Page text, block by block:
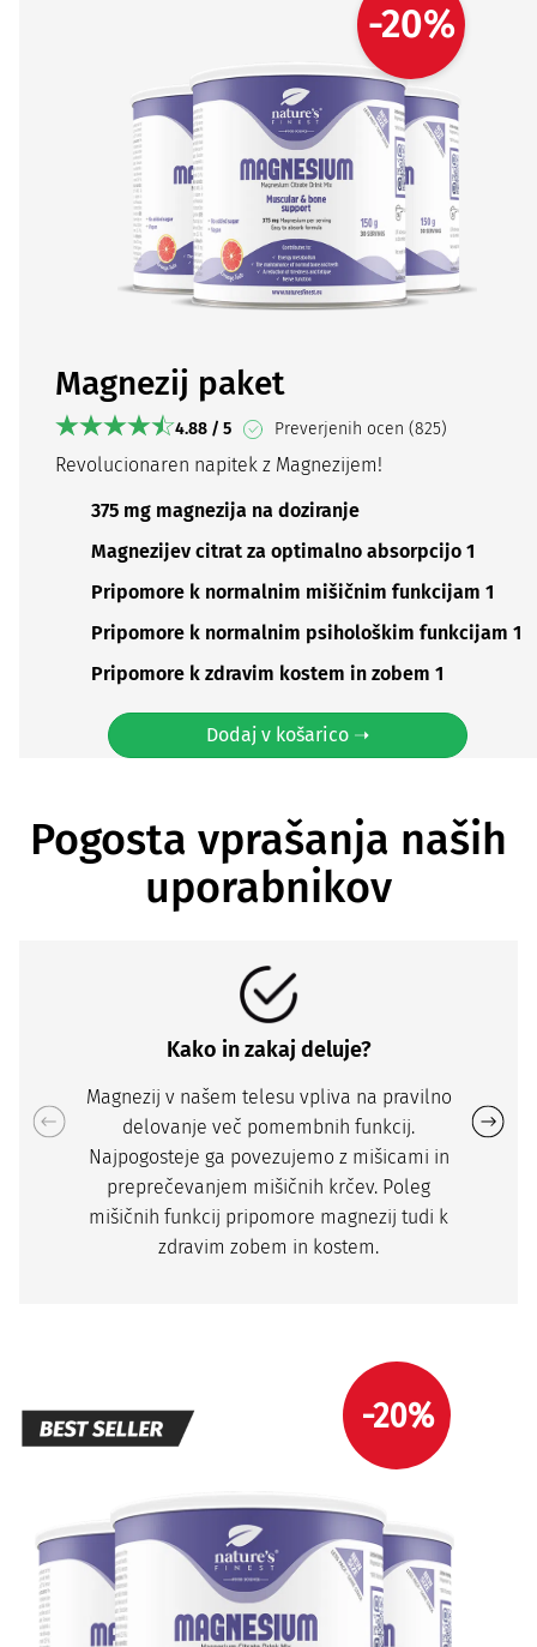
-20%
Magnezij paket
4.88 / 5 Preverjenih ocen (825)
Revolucionaren napitek z Magnezijem!
375 mg magnezija na doziranje
Magnezijev citrat za optimalno absorpcijo 1
Pripomore k normalnim mišičnim funkcijam 1
Pripomore k normalnim psihološkim funkcijam 1
Pripomore k zdravim kostem in zobem 1
Dodaj v košarico ➝
Pogosta vprašanja naših
uporabnikov
Kako in zakaj deluje?
Magnezij v našem telesu vpliva na pravilno
delovanje več pomembnih funkcij.
Najpogosteje ga povezujemo z mišicami in
preprečevanjem mišičnih krčev. Poleg
mišičnih funkcij pripomore magnezij tudi k
zdravim zobem in kostem.
-20%